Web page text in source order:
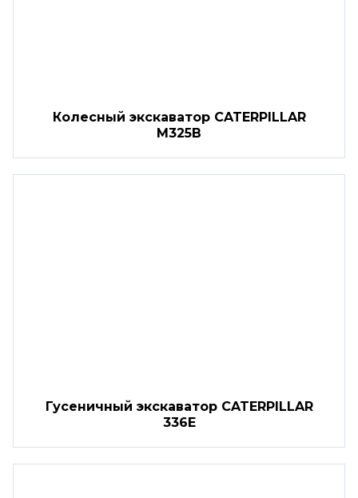
Колесный экскаватор CATERPILLAR
M325B
Гусеничный экскаватор CATERPILLAR
336E